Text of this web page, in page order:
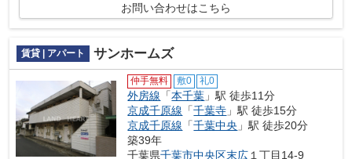
お問い合わせはこちら
賃貸 | アパート サンホームズ
仲手無料 敷0 礼0
外房線 「本千葉 」駅 徒歩11分
京成千原線 「千葉寺 」駅 徒歩15分
京成千原線 「千葉中央 」駅 徒歩20分
築39年
千葉県千葉市中央区末広 １丁目14-9